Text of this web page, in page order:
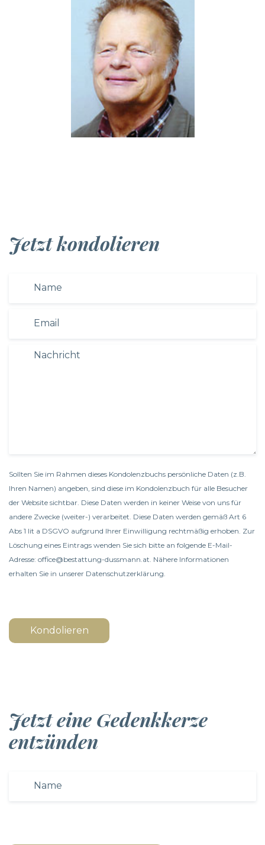
Jetzt kondolieren
Sollten Sie im Rahmen dieses Kondolenzbuchs persönliche Daten (z.B.
Ihren Namen) angeben, sind diese im Kondolenzbuch für alle Besucher
der Website sichtbar. Diese Daten werden in keiner Weise von uns für
andere Zwecke (weiter-) verarbeitet. Diese Daten werden gemäß Art 6
Abs 1 lit a DSGVO aufgrund Ihrer Einwilligung rechtmäßig erhoben. Zur
Löschung eines Eintrags wenden Sie sich bitte an folgende E-Mail-
Adresse: office@bestattung-dussmann.at. Nähere Informationen
erhalten Sie in unserer Datenschutzerklärung.
Kondolieren
Jetzt eine Gedenkkerze
entzünden